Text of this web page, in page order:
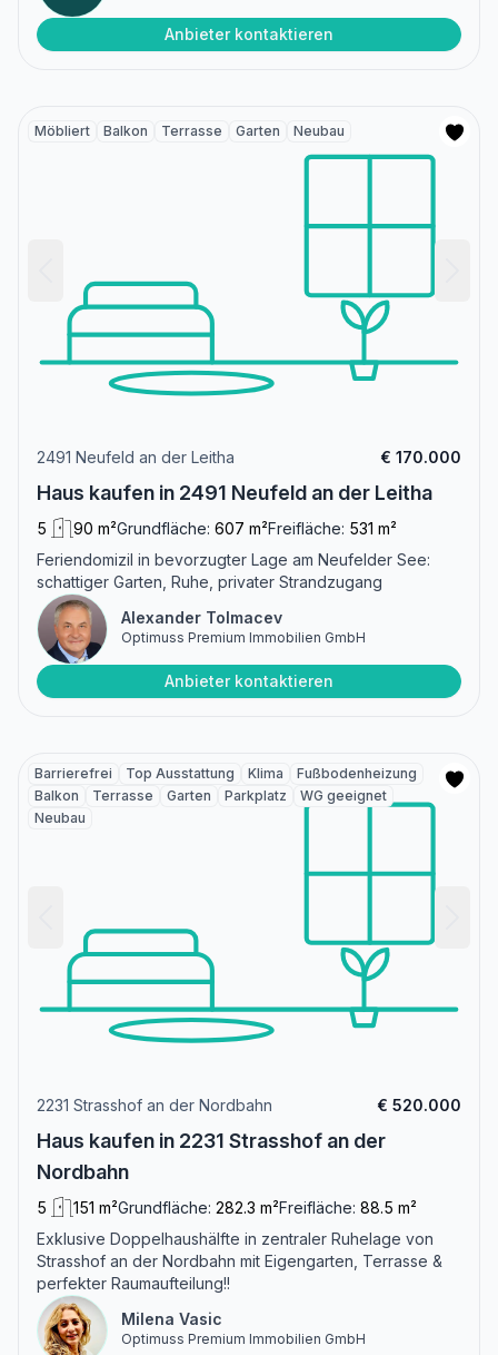
Anbieter kontaktieren
Möbliert Balkon Terrasse Garten Neubau
2491 Neufeld an der Leitha € 170.000
Haus kaufen in 2491 Neufeld an der Leitha
5 90 m²Grundfläche: 607 m²Freifläche: 531 m²
Feriendomizil in bevorzugter Lage am Neufelder See:
schattiger Garten, Ruhe, privater Strandzugang
Alexander Tolmacev
Optimuss Premium Immobilien GmbH
Anbieter kontaktieren
Barrierefrei Top Ausstattung Klima
Fußbodenheizung
Balkon
Terrasse Garten Parkplatz
WG geeignet
Neubau
2231 Strasshof an der Nordbahn € 520.000
Haus kaufen in 2231 Strasshof an der
Nordbahn
5 151 m²Grundfläche: 282.3 m²Freifläche: 88.5 m²
Exklusive Doppelhaushälfte in zentraler Ruhelage von
Strasshof an der Nordbahn mit Eigengarten, Terrasse &
perfekter Raumaufteilung!!
Milena Vasic
Optimuss Premium Immobilien GmbH